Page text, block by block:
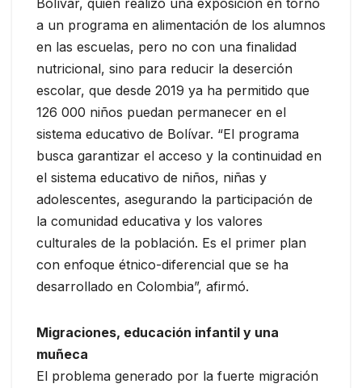
a un programa en alimentación de los alumnos
en las escuelas, pero no con una finalidad
nutricional, sino para reducir la deserción
escolar, que desde 2019 ya ha permitido que
126 000 niños puedan permanecer en el
sistema educativo de Bolívar. “El programa
busca garantizar el acceso y la continuidad en
el sistema educativo de niños, niñas y
adolescentes, asegurando la participación de
la comunidad educativa y los valores
culturales de la población. Es el primer plan
con enfoque étnico-diferencial que se ha
desarrollado en Colombia”, afirmó.
Migraciones, educación infantil y una
muñeca
El problema generado por la fuerte migración